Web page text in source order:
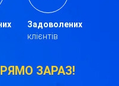
Задоволених
клієнтів
ЗАРАЗ!